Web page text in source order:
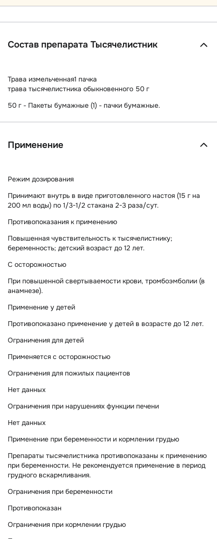
Состав препарата Тысячелистник
Трава измельченная1 пачка
трава тысячелистника обыкновенного 50 г
50 г - Пакеты бумажные (1) - пачки бумажные.
Применение
Режим дозирования
Принимают внутрь в виде приготовленного настоя (15 г на
200 мл воды) по 1/3-1/2 стакана 2-3 раза/сут.
Противопоказания к применению
Повышенная чувствительность к тысячелистнику;
беременность; детский возраст до 12 лет.
С осторожностью
При повышенной свертываемости крови, тромбоэмболии (в
анамнезе).
Применение у детей
Противопоказано применение у детей в возрасте до 12 лет.
Ограничения для детей
Применяется с осторожностью
Ограничения для пожилых пациентов
Нет данных
Ограничения при нарушениях функции печени
Нет данных
Применение при беременности и кормлении грудью
Препараты тысячелистника противопоказаны к применению
при беременности. Не рекомендуется применение в период
грудного вскармливания.
Ограничения при беременности
Противопоказан
Ограничения при кормлении грудью